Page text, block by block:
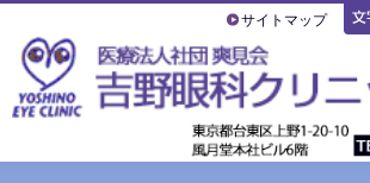
サイトマップ